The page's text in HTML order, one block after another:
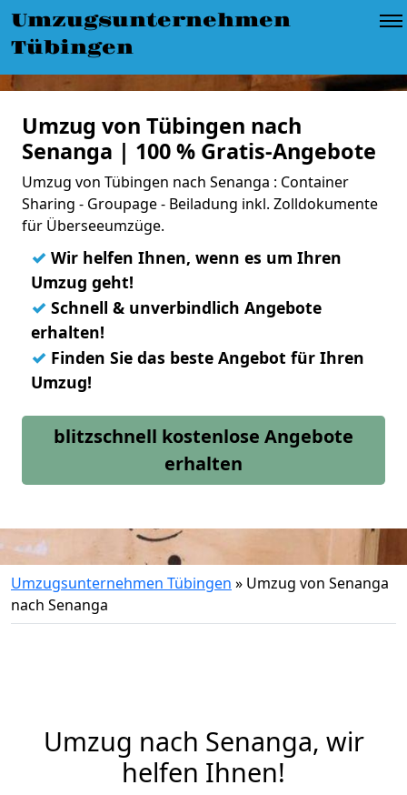
Umzugsunternehmen
Tübingen
Umzug von Tübingen nach
Senanga | 100 % Gratis-Angebote
Umzug von Tübingen nach Senanga : Container
Sharing - Groupage - Beiladung inkl. Zolldokumente
für Überseeumzüge.
✓ Wir helfen Ihnen, wenn es um Ihren
Umzug geht!
✓ Schnell & unverbindlich Angebote
erhalten!
✓ Finden Sie das beste Angebot für Ihren
Umzug!
blitzschnell kostenlose Angebote
erhalten
Umzugsunternehmen Tübingen » Umzug von Senanga
nach Senanga
Umzug nach Senanga, wir
helfen Ihnen!